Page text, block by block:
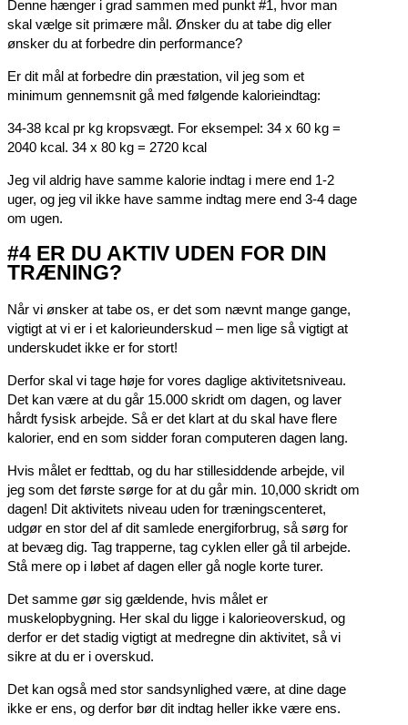
Denne hænger i grad sammen med punkt #1, hvor man
skal vælge sit primære mål. Ønsker du at tabe dig eller
ønsker du at forbedre din performance?
Er dit mål at forbedre din præstation, vil jeg som et
minimum gennemsnit gå med følgende kalorieindtag:
34-38 kcal pr kg kropsvægt. For eksempel: 34 x 60 kg =
2040 kcal. 34 x 80 kg = 2720 kcal
Jeg vil aldrig have samme kalorie indtag i mere end 1-2
uger, og jeg vil ikke have samme indtag mere end 3-4 dage
om ugen.
#4 ER DU AKTIV UDEN FOR DIN
TRÆNING?
Når vi ønsker at tabe os, er det som nævnt mange gange,
vigtigt at vi er i et kalorieunderskud – men lige så vigtigt at
underskudet ikke er for stort!
Derfor skal vi tage høje for vores daglige aktivitetsniveau.
Det kan være at du går 15.000 skridt om dagen, og laver
hårdt fysisk arbejde. Så er det klart at du skal have flere
kalorier, end en som sidder foran computeren dagen lang.
Hvis målet er fedttab, og du har stillesiddende arbejde, vil
jeg som det første sørge for at du går min. 10,000 skridt om
dagen! Dit aktivitets niveau uden for træningscenteret,
udgør en stor del af dit samlede energiforbrug, så sørg for
at bevæg dig. Tag trapperne, tag cyklen eller gå til arbejde.
Stå mere op i løbet af dagen eller gå nogle korte turer.
Det samme gør sig gældende, hvis målet er
muskelopbygning. Her skal du ligge i kalorieoverskud, og
derfor er det stadig vigtigt at medregne din aktivitet, så vi
sikre at du er i overskud.
Det kan også med stor sandsynlighed være, at dine dage
ikke er ens, og derfor bør dit indtag heller ikke være ens.